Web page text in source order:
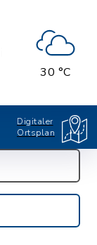
30 °C
Digitaler
Ortsplan